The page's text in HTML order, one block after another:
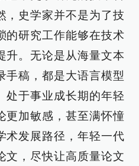
，史学家并不是为了技
的研究工作能够在技术
升。无论是从海量文本
手稿，都是大语言模型
处于事业成长期的年轻
更加敏感，甚至满怀憧
术发展路径，年轻一代
文，尽快让高质量论文